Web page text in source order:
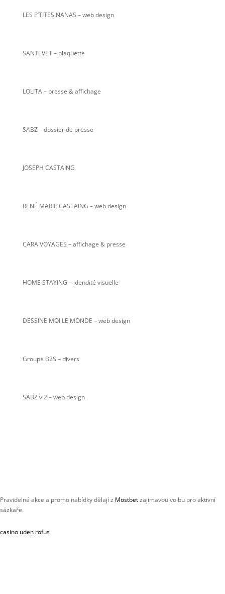
LES P’TITES NANAS – web design
SANTEVET – plaquette
LOLITA – presse & affichage
SABZ – dossier de presse
JOSEPH CASTAING
RENÉ MARIE CASTAING – web design
CARA VOYAGES – affichage & presse
HOME STAYING – idendité visuelle
DESSINE MOI LE MONDE – web design
Groupe B2S – divers
SABZ v.2– web design
Pravidelné akce a promo nabídky dělají z Mostbetzajímavou volbu pro aktivní
sázkaře.
casino uden rofus